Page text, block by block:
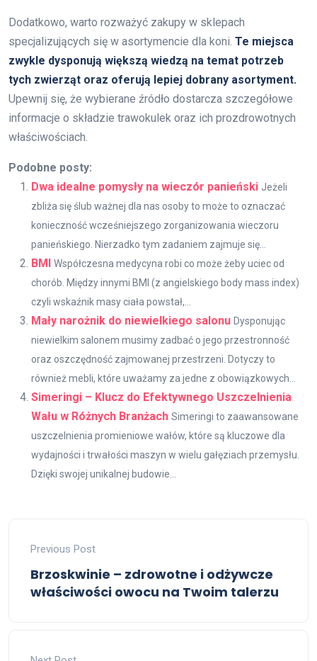
Dodatkowo, warto rozważyć zakupy w sklepach
specjalizujących się w asortymencie dla koni. Te miejsca
zwykle dysponują większą wiedzą na temat potrzeb
tych zwierząt oraz oferują lepiej dobrany asortyment.
Upewnij się, że wybierane źródło dostarcza szczegółowe
informacje o składzie trawokulek oraz ich prozdrowotnych
właściwościach.
Podobne posty:
Dwa idealne pomysły na wieczór panieński Jeżeli
zbliża się ślub ważnej dla nas osoby to może to oznaczać
konieczność wcześniejszego zorganizowania wieczoru
panieńskiego. Nierzadko tym zadaniem zajmuje się...
BMI
Współczesna medycyna robi co może żeby uciec od
chorób. Między innymi BMI (z angielskiego body mass index)
czyli wskaźnik masy ciała powstał,...
Mały narożnik do niewielkiego salonu Dysponując
niewielkim salonem musimy zadbać o jego przestronność
oraz oszczędność zajmowanej przestrzeni. Dotyczy to
również mebli, które uważamy za jedne z obowiązkowych...
Simeringi – Klucz do Efektywnego Uszczelnienia
Wału w Różnych Branżach Simeringi to zaawansowane
uszczelnienia promieniowe wałów, które są kluczowe dla
wydajności i trwałości maszyn w wielu gałęziach przemysłu.
Dzięki swojej unikalnej budowie...
Previous Post
Brzoskwinie – zdrowotne i odżywcze
właściwości owocu na Twoim talerzu